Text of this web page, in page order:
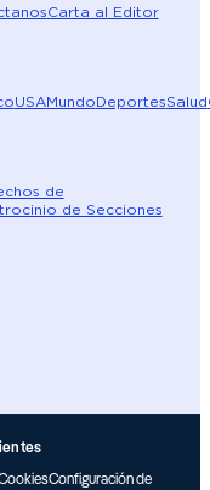
Carta al Editor
USAMundoDeportesSalud
de
de Secciones
Configuración de